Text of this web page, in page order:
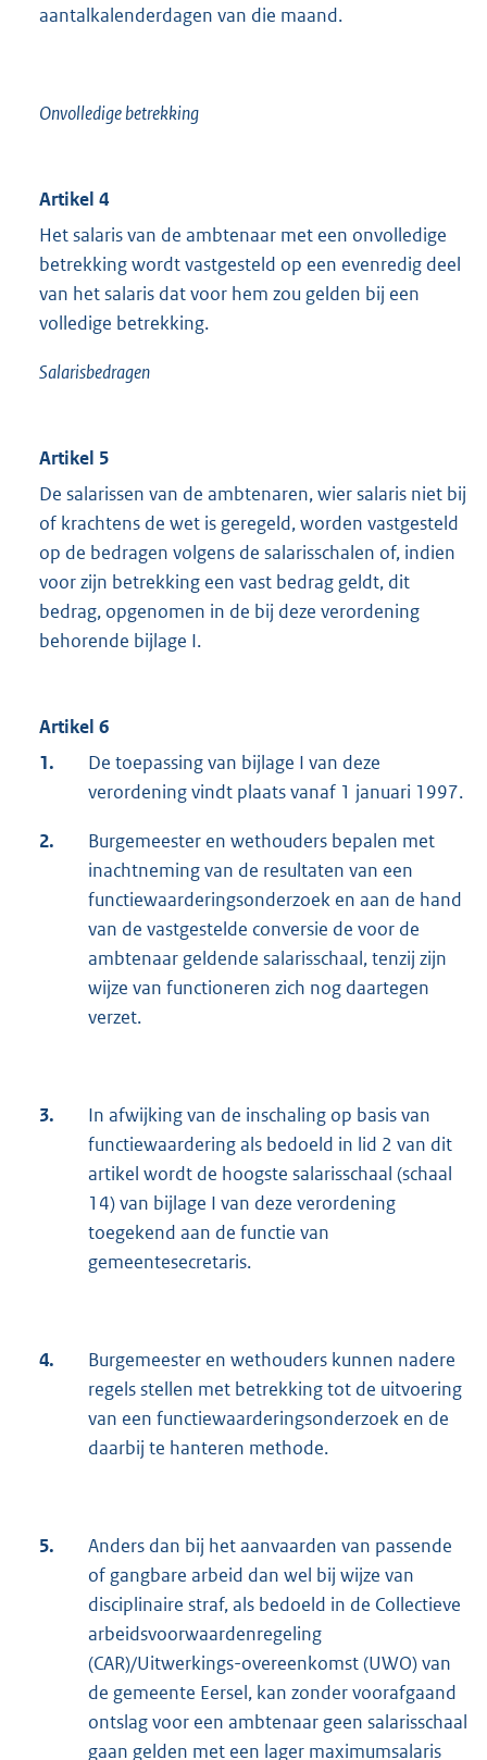
aantalkalenderdagen van die maand.
Onvolledige betrekking
Artikel 4
Het salaris van de ambtenaar met een onvolledige
betrekking wordt vastgesteld op een evenredig deel
van het salaris dat voor hem zou gelden bij een
volledige betrekking.
Salarisbedragen
Artikel 5
De salarissen van de ambtenaren, wier salaris niet bij
of krachtens de wet is geregeld, worden vastgesteld
op de bedragen volgens de salarisschalen of, indien
voor zijn betrekking een vast bedrag geldt, dit
bedrag, opgenomen in de bij deze verordening
behorende bijlage I.
Artikel 6
1.
De toepassing van bijlage I van deze
verordening vindt plaats vanaf 1 januari 1997.
2.
Burgemeester en wethouders bepalen met
inachtneming van de resultaten van een
functiewaarderingsonderzoek en aan de hand
van de vastgestelde conversie de voor de
ambtenaar geldende salarisschaal, tenzij zijn
wijze van functioneren zich nog daartegen
verzet.
3.
In afwijking van de inschaling op basis van
functiewaardering als bedoeld in lid 2 van dit
artikel wordt de hoogste salarisschaal (schaal
14) van bijlage I van deze verordening
toegekend aan de functie van
gemeentesecretaris.
4.
Burgemeester en wethouders kunnen nadere
regels stellen met betrekking tot de uitvoering
van een functiewaarderingsonderzoek en de
daarbij te hanteren methode.
5.
Anders dan bij het aanvaarden van passende
of gangbare arbeid dan wel bij wijze van
disciplinaire straf, als bedoeld in de Collectieve
arbeidsvoorwaardenregeling
(CAR)/Uitwerkings-overeenkomst (UWO) van
de gemeente Eersel, kan zonder voorafgaand
ontslag voor een ambtenaar geen salarisschaal
gaan gelden met een lager maximumsalaris